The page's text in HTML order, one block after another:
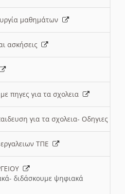
μαθημάτων
ασκήσεις
πηγες για τα σχολεια
για τα σχολεια- Οδηγιες
ΤΠΕ
διδάσκουμε ψηφιακά